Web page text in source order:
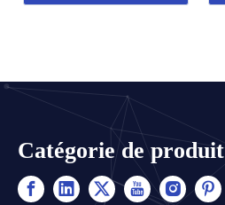
Catégorie de produit